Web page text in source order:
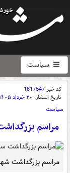
سیاست
کد خبر1817547
تاریخ انتشار: ۲۰ خرداد ۱۴۰۵ - ۲۳:۰۳
سیاست
مراسم
مراسم بزرگداشت